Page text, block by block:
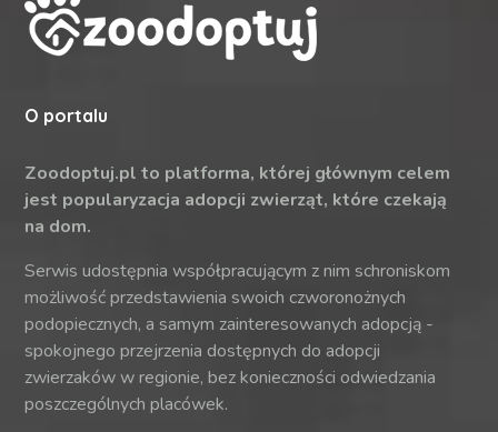
O portalu
Zoodoptuj.pl to platforma, której głównym celem
jest popularyzacja adopcji zwierząt, które czekają
na dom.
Serwis udostępnia współpracującym z nim schroniskom
możliwość przedstawienia swoich czworonożnych
podopiecznych, a samym zainteresowanych adopcją -
spokojnego przejrzenia dostępnych do adopcji
zwierzaków w regionie, bez konieczności odwiedzania
poszczególnych placówek.